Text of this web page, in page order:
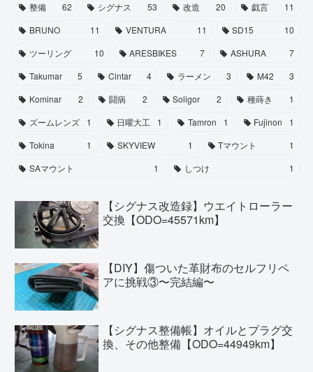
整備 62 シグナス 53 改造 20 戯言
11
BRUNO
11 VENTURA 11 SD15
10
ツーリング
10 ARESBIKES 7 ASHURA
7
Takumar
5 Cintar 4 ラーメン 3 M42
3
Kominar
2 闘病 2 Soligor 2 種蒔き
1
ズームレンズ
1 日曜大工 1 Tamron 1 Fujinon
1
Tokina
1 SKYVIEW 1 Tマウント
1
SAマウント
1 しつけ 1
【シグナス改造録】ウエイトローラー
交換【ODO=45571km】
【DIY】傷ついた革財布のセルフリペ
アに挑戦③〜完結編〜
【シグナス整備帳】オイルとプラグ交
換、その他整備【ODO=44949km】